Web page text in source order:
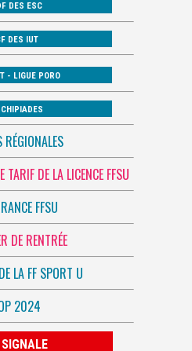
DES ESC
DES IUT
- LIGUE PORO
RÉGIONALES
DE LA LICENCE FFSU
FFSU
DE RENTRÉE
LA FF SPORT U
2024